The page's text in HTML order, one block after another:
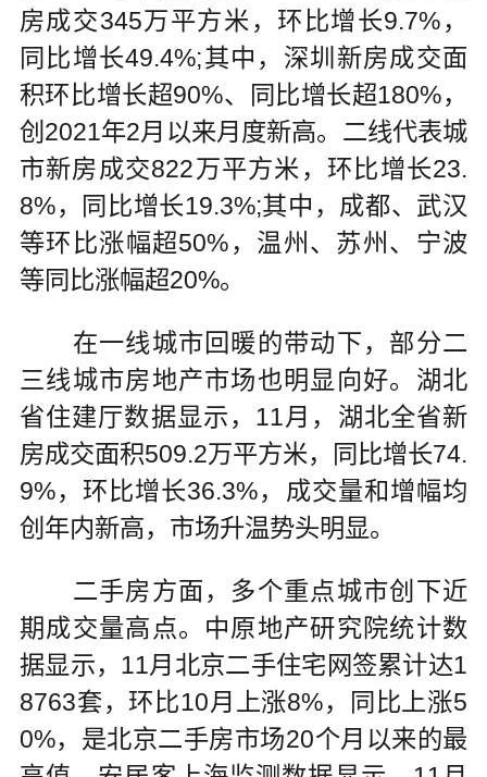
房成交345万平方米，环比增长9.7%，
同比增长49.4%;其中，深圳新房成交面
积环比增长超90%、同比增长超180%，
创2021年2月以来月度新高。二线代表城
市新房成交822万平方米，环比增长23.
8%，同比增长19.3%;其中，成都、武汉
等环比涨幅超50%，温州、苏州、宁波
等同比涨幅超20%。
在一线城市回暖的带动下，部分二
三线城市房地产市场也明显向好。湖北
省住建厅数据显示，11月，湖北全省新
房成交面积509.2万平方米，同比增长74.
9%，环比增长36.3%，成交量和增幅均
创年内新高，市场升温势头明显。
二手房方面，多个重点城市创下近
期成交量高点。中原地产研究院统计数
据显示，11月北京二手住宅网签累计达1
8763套，环比10月上涨8%，同比上涨5
0%，是北京二手房市场20个月以来的最